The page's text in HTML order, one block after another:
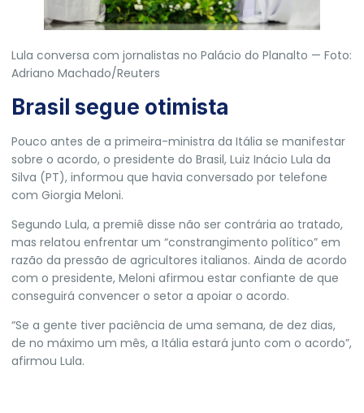
Lula conversa com jornalistas no Palácio do Planalto — Foto:
Adriano Machado/Reuters
Brasil segue otimista
Pouco antes de a primeira-ministra da Itália se manifestar
sobre o acordo, o presidente do Brasil, Luiz Inácio Lula da
Silva (PT), informou que havia conversado por telefone
com Giorgia Meloni.
Segundo Lula, a premiê disse não ser contrária ao tratado,
mas relatou enfrentar um “constrangimento político” em
razão da pressão de agricultores italianos. Ainda de acordo
com o presidente, Meloni afirmou estar confiante de que
conseguirá convencer o setor a apoiar o acordo.
“Se a gente tiver paciência de uma semana, de dez dias,
de no máximo um mês, a Itália estará junto com o acordo”,
afirmou Lula.